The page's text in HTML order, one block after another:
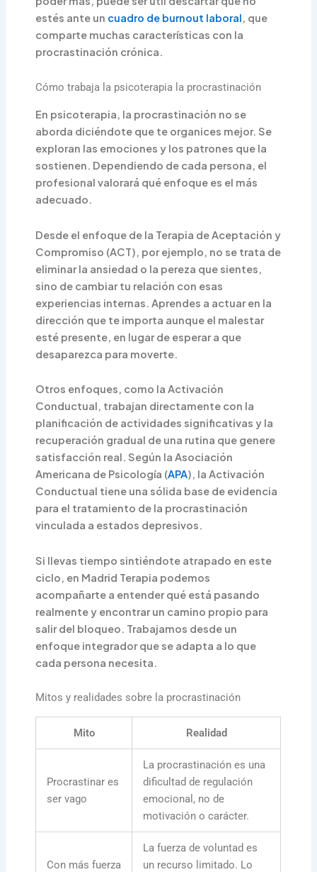
estés ante un cuadro de burnout laboral, que
comparte muchas características con la
procrastinación crónica.
Cómo trabaja la psicoterapia la procrastinación
En psicoterapia, la procrastinación no se
aborda diciéndote que te organices mejor. Se
exploran las emociones y los patrones que la
sostienen. Dependiendo de cada persona, el
profesional valorará qué enfoque es el más
adecuado.
Desde el enfoque de la Terapia de Aceptación y
Compromiso (ACT), por ejemplo, no se trata de
eliminar la ansiedad o la pereza que sientes,
sino de cambiar tu relación con esas
experiencias internas. Aprendes a actuar en la
dirección que te importa aunque el malestar
esté presente, en lugar de esperar a que
desaparezca para moverte.
Otros enfoques, como la Activación
Conductual, trabajan directamente con la
planificación de actividades significativas y la
recuperación gradual de una rutina que genere
satisfacción real. Según la Asociación
Americana de Psicología (APA), la Activación
Conductual tiene una sólida base de evidencia
para el tratamiento de la procrastinación
vinculada a estados depresivos.
Si llevas tiempo sintiéndote atrapado en este
ciclo, en Madrid Terapia podemos
acompañarte a entender qué está pasando
realmente y encontrar un camino propio para
salir del bloqueo. Trabajamos desde un
enfoque integrador que se adapta a lo que
cada persona necesita.
Mitos y realidades sobre la procrastinación
Mito Realidad
Procrastinar es
ser vago
La procrastinación es una
dificultad de regulación
emocional, no de
motivación o carácter.
Con más fuerza
La fuerza de voluntad es
un recurso limitado. Lo